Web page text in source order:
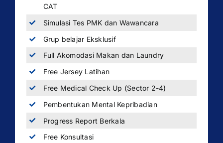
CAT
Simulasi Tes PMK dan Wawancara
Grup belajar Eksklusif
Full Akomodasi Makan dan Laundry
Free Jersey Latihan
Free Medical Check Up (Sector 2-4)
Pembentukan Mental Kepribadian
Progress Report Berkala
Free Konsultasi